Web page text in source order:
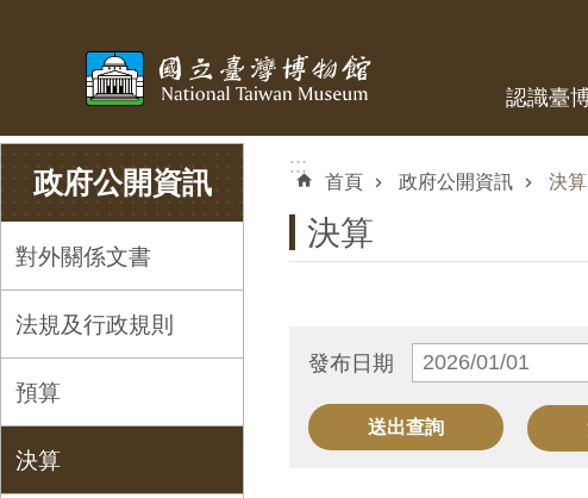
認識臺
政府公開資訊
對外關係文書
法規及行政規則
預算
決算
:::
首頁 政府公開資訊 決算
決算
發布日期